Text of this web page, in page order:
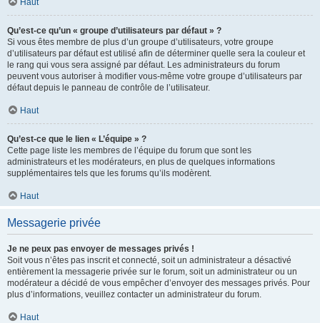
Haut
Qu’est-ce qu’un « groupe d’utilisateurs par défaut » ?
Si vous êtes membre de plus d’un groupe d’utilisateurs, votre groupe
d’utilisateurs par défaut est utilisé afin de déterminer quelle sera la couleur et
le rang qui vous sera assigné par défaut. Les administrateurs du forum
peuvent vous autoriser à modifier vous-même votre groupe d’utilisateurs par
défaut depuis le panneau de contrôle de l’utilisateur.
Haut
Qu’est-ce que le lien « L’équipe » ?
Cette page liste les membres de l’équipe du forum que sont les
administrateurs et les modérateurs, en plus de quelques informations
supplémentaires tels que les forums qu’ils modèrent.
Haut
Messagerie privée
Je ne peux pas envoyer de messages privés !
Soit vous n’êtes pas inscrit et connecté, soit un administrateur a désactivé
entièrement la messagerie privée sur le forum, soit un administrateur ou un
modérateur a décidé de vous empêcher d’envoyer des messages privés. Pour
plus d’informations, veuillez contacter un administrateur du forum.
Haut